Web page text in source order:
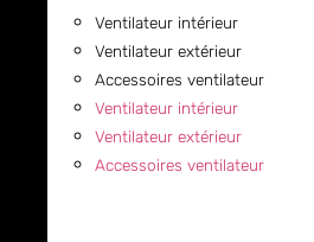
Ventilateur intérieur
Ventilateur extérieur
Accessoires ventilateur
Ventilateur intérieur
Ventilateur extérieur
Accessoires ventilateur